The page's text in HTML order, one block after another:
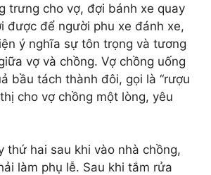
trưng cho vợ, đợi bánh xe quay
được để người phu xe đánh xe,
ý nghĩa sự tôn trọng và tương
vợ và chồng. Vợ chồng uống
bầu tách thành đôi, gọi là “rượu
cho vợ chồng một lòng, yêu
thứ hai sau khi vào nhà chồng,
làm phụ lễ. Sau khi tắm rửa